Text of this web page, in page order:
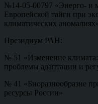
№14-05-00797 «Энерго- и
Европейской тайги при
климатических
Президиум РАН:
№ 51 «Изменение
проблемы адаптации и
№ 41 «Биоразнообразие
ресурсы России»